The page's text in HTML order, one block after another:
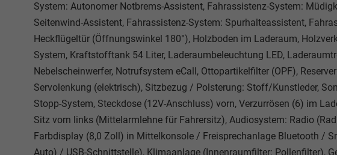
System: Autonomer Notbrems-Assistent, Fahrassistenz-System:
Seitenwind-Assistent, Fahrassistenz-System: Spurhalteassistent,
Heckflügeltür (Öffnungswinkel 180°), Holzboden im Laderaum,
System, Kraftstofftank 54 Liter, Laderaumbeleuchtung LED,
Nebelscheinwerfer, Notrufsystem eCall, Ottopartikelfilter (OPF),
Servolenkung (elektrisch), Sitzbezug / Polsterung: Stoff/Kunstleder,
Stopp-System, Steckdose (12V-Anschluss) vorn, Verzurrösen (6) im
Sitz vorn links (Mittelarmlehne für Fahrersitz), Audiosystem: Radio
Farbdisplay (8,0 Zoll) in Mittelkonsole / Freisprechanlage Bluetooth /
Auto) / USB-Schnittstelle), Klimaanlage (Innenraumfilter: Pollenfilter),